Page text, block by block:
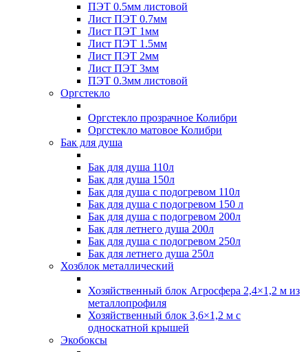
ПЭТ 0.5мм листовой
Лист ПЭТ 0.7мм
Лист ПЭТ 1мм
Лист ПЭТ 1.5мм
Лист ПЭТ 2мм
Лист ПЭТ 3мм
ПЭТ 0.3мм листовой
Оргстекло
Оргстекло прозрачное Колибри
Оргстекло матовое Колибри
Бак для душа
Бак для душа 110л
Бак для душа 150л
Бак для душа с подогревом 110л
Бак для душа с подогревом 150 л
Бак для душа с подогревом 200л
Бак для летнего душа 200л
Бак для душа с подогревом 250л
Бак для летнего душа 250л
Хозблок металлический
Хозяйственный блок Агросфера 2,4×1,2 м из
металлопрофиля
Хозяйственный блок 3,6×1,2 м с
односкатной крышей
Экобоксы